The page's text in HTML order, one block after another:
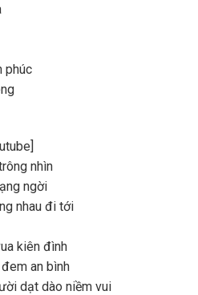
phúc
nhìn
ngời
nhau đi tới
kiên đình
an bình
dạt dào niềm vui